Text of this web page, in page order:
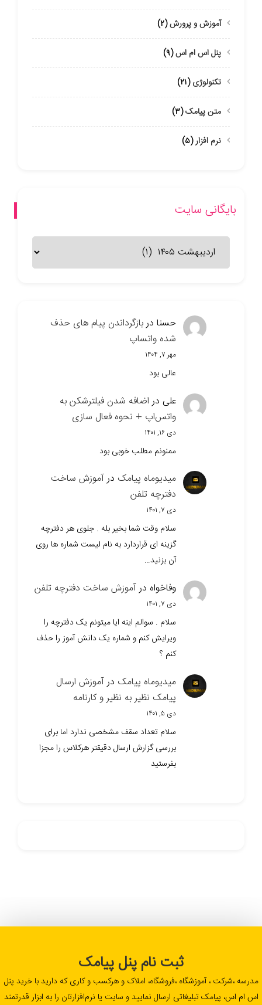
آموزش و پرورش(۲)
پنل اس ام اس(۹)
تکنولوژی(۲۱)
متن پیامک(۳)
نرم افزار(۵)
بایگانی سایت
سایت
حسنا دربازگرداندن پیام های حذف
شده واتساپ
مهر ۷, ۱۴۰۴
عالی بود
علی دراضافه شدن فیلترشکن به
واتس‌اپ + نحوه فعال سازی
دی ۱۶, ۱۴۰۱
ممنونم مطلب خوبی بود
میدیوماه پیامک درآموزش ساخت
دفترچه تلفن
دی ۷, ۱۴۰۱
سلام وقت شما بخیر بله . جلوی هر دفترچه
گزینه ای قراردارد به نام لیست شماره ها روی
آن بزنید…
وفاخواه درآموزش ساخت دفترچه تلفن
دی ۷, ۱۴۰۱
سلام . سوالم اینه ایا میتونم یک دفترچه را
ویرایش کنم و شماره یک دانش آموز را حذف
کنم ؟
میدیوماه پیامک درآموزش ارسال
پیامک نظیر به نظیر و کارنامه
دی ۵, ۱۴۰۱
سلام تعداد سقف مشخصی ندارد اما برای
بررسی گزارش ارسال دقیقتر هرکلاس را مجزا
بفرستید
ثبت نام پنل پیامک
مدرسه ،شرکت ، آموزشگاه ،فروشگاه، املاک و هرکسب و کاری که دارید با خرید پنل
اس ام اس، پیامک تبلیغاتی ارسال نمایید و سایت یا نرم‌افزارتان را به ابزار قدرتمند